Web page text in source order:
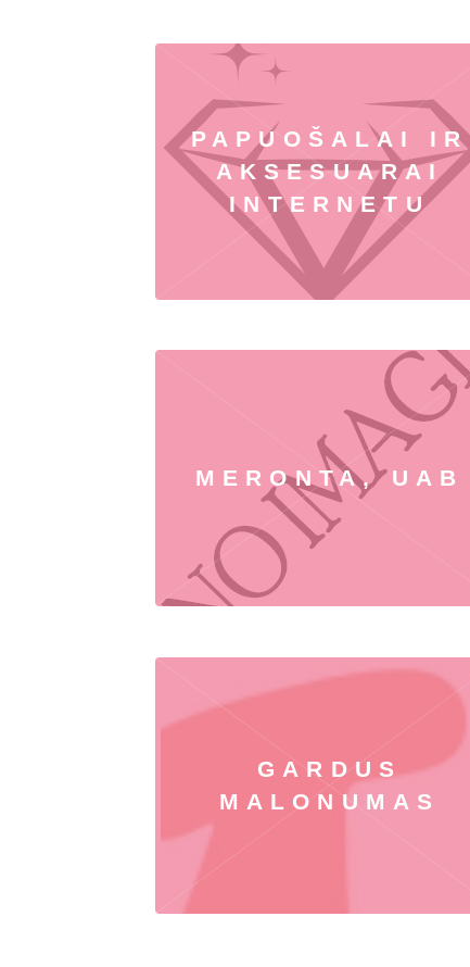
PAPUOŠALAI IR
AKSESUARAI
INTERNETU
MERONTA, UAB
GARDUS
MALONUMAS